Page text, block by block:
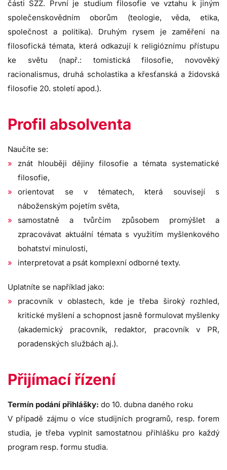
části SZZ. První je studium filosofie ve vztahu k jiným
společenskovědním oborům (teologie, věda, etika,
společnost a politika). Druhým rysem je zaměření na
filosofická témata, která odkazují k religióznímu přístupu
ke světu (např.: tomistická filosofie, novověký
racionalismus, druhá scholastika a křesťanská a židovská
filosofie 20. století apod.).
Profil absolventa
Naučíte se:
znát hlouběji dějiny filosofie a témata systematické
filosofie,
orientovat se v tématech, která souvisejí s
náboženským pojetím světa,
samostatně a tvůrčím způsobem promýšlet a
zpracovávat aktuální témata s využitím myšlenkového
bohatství minulosti,
interpretovat a psát komplexní odborné texty.
Uplatníte se například jako:
pracovník v oblastech, kde je třeba široký rozhled,
kritické myšlení a schopnost jasně formulovat myšlenky
(akademický pracovník, redaktor, pracovník v PR,
poradenských službách aj.).
Přijímací řízení
Termín podání přihlášky: do 10. dubna daného roku
V případě zájmu o více studijních programů, resp. forem
studia, je třeba vyplnit samostatnou přihlášku pro každý
program resp. formu studia.